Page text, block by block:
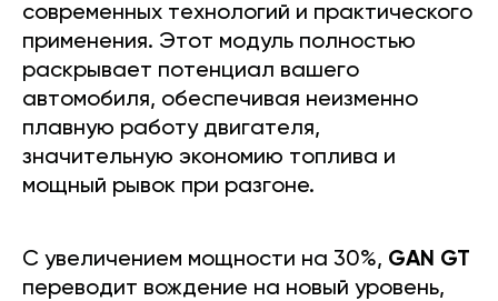
современных технологий и практического
применения. Этот модуль полностью
раскрывает потенциал вашего
автомобиля, обеспечивая неизменно
плавную работу двигателя,
значительную экономию топлива и
мощный рывок при разгоне.
С увеличением мощности на 30%, GAN GT
переводит вождение на новый уровень,